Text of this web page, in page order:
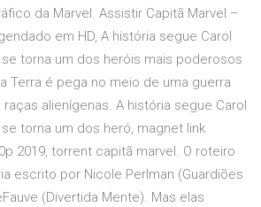
da Marvel. Assistir Capitã Marvel –
em HD, A história segue Carol
torna um dos heróis mais poderosos
Terra é pega no meio de uma guerra
alienígenas. A história segue Carol
torna um dos heró, magnet link
2019, torrent capitã marvel. O roteiro
escrito por Nicole Perlman (Guardiões
(Divertida Mente). Mas elas